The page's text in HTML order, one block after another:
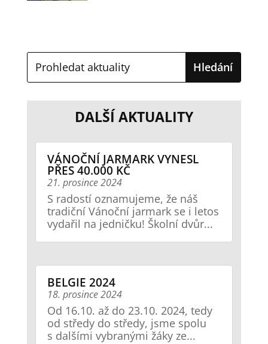
DALŠÍ AKTUALITY
VÁNOČNÍ JARMARK VYNESL
PŘES 40.000 KČ
21. prosince 2024
S radostí oznamujeme, že náš
tradiční Vánoční jarmark se i letos
vydařil na jedničku! Školní dvůr...
BELGIE 2024
18. prosince 2024
Od 16.10. až do 23.10. 2024, tedy
od středy do středy, jsme spolu
s dalšími vybranými žáky ze...